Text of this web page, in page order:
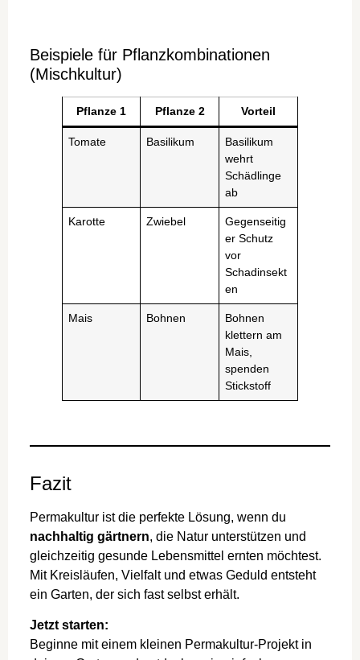
Beispiele für Pflanzkombinationen
(Mischkultur)
Pflanze 1 Pflanze 2 Vorteil
Tomate Basilikum
Basilikum
wehrt
Schädlinge
ab
Karotte Zwiebel
Gegenseitig
er Schutz
vor
Schadinsekt
en
Mais Bohnen
Bohnen
klettern am
Mais,
spenden
Stickstoff
Fazit
Permakultur ist die perfekte Lösung, wenn du
nachhaltig gärtnern, die Natur unterstützen und
gleichzeitig gesunde Lebensmittel ernten möchtest.
Mit Kreisläufen, Vielfalt und etwas Geduld entsteht
ein Garten, der sich fast selbst erhält.
Jetzt starten:
Beginne mit einem kleinen Permakultur-Projekt in